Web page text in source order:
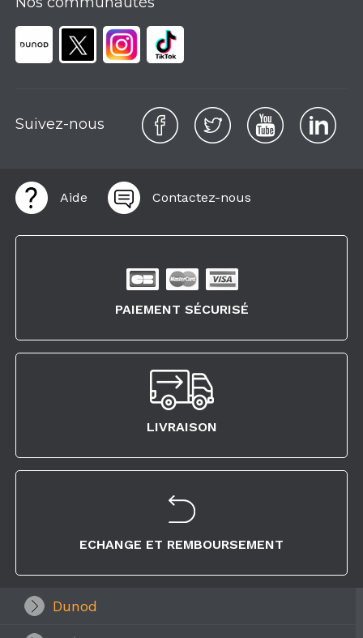
Suivez-nous
Aide Contactez-nous
PAIEMENT SÉCURISÉ
LIVRAISON
ECHANGE ET REMBOURSEMENT
Dunod